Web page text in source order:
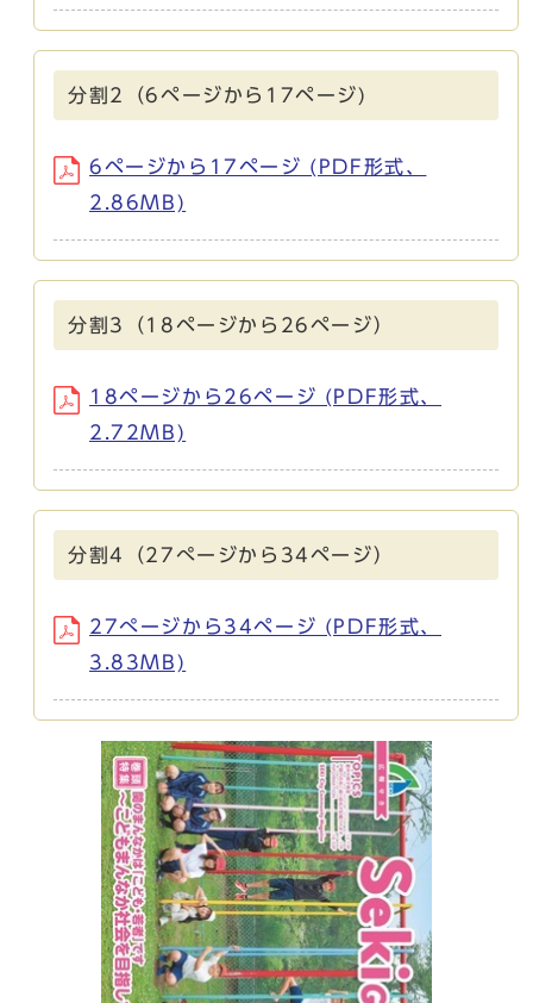
分割2（6ページから17ページ)
6ページから17ページ (PDF形式、
2.86MB)
分割3（18ページから26ページ）
18ページから26ページ (PDF形式、
2.72MB)
分割4（27ぺージから34ページ）
27ぺージから34ページ (PDF形式、
3.83MB)